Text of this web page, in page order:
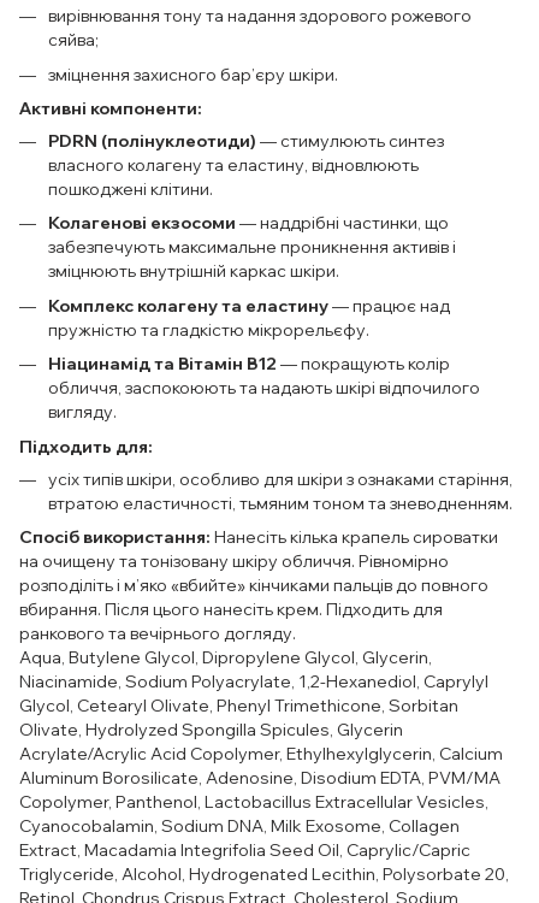
вирівнювання тону та надання здорового рожевого
сяйва;
зміцнення захисного бар’єру шкіри.
Активні компоненти:
PDRN (полінуклеотиди) — стимулюють синтез
власного колагену та еластину, відновлюють
пошкоджені клітини.
Колагенові екзосоми — наддрібні частинки, що
забезпечують максимальне проникнення активів і
зміцнюють внутрішній каркас шкіри.
Комплекс колагену та еластину— працює над
пружністю та гладкістю мікрорельєфу.
Ніацинамід та Вітамін B12 — покращують колір
обличчя, заспокоюють та надають шкірі відпочилого
вигляду.
Підходить для:
усіх типів шкіри, особливо для шкіри з ознаками старіння,
втратою еластичності, тьмяним тоном та зневодненням.
Спосіб використання: Нанесіть кілька крапель сироватки
на очищену та тонізовану шкіру обличчя. Рівномірно
розподіліть і м’яко «вбийте» кінчиками пальців до повного
вбирання. Після цього нанесіть крем. Підходить для
ранкового та вечірнього догляду.
Aqua, Butylene Glycol, Dipropylene Glycol, Glycerin,
Niacinamide, Sodium Polyacrylate, 1,2-Hexanediol, Caprylyl
Glycol, Cetearyl Olivate, Phenyl Trimethicone, Sorbitan
Olivate, Hydrolyzed Spongilla Spicules, Glycerin
Acrylate/Acrylic Acid Copolymer, Ethylhexylglycerin, Calcium
Aluminum Borosilicate, Adenosine, Disodium EDTA, PVM/MA
Copolymer, Panthenol, Lactobacillus Extracellular Vesicles,
Cyanocobalamin, Sodium DNA, Milk Exosome, Collagen
Extract, Macadamia Integrifolia Seed Oil, Caprylic/Capric
Triglyceride, Alcohol, Hydrogenated Lecithin, Polysorbate 20,
Retinol, Chondrus Crispus Extract, Cholesterol, Sodium